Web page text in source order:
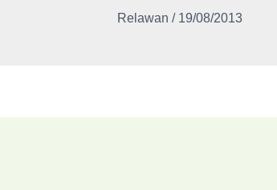
Relawan / 19/08/2013